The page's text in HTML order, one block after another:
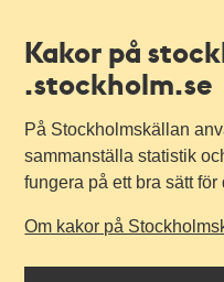
Kakor på
.stockholm.se
På Stockholmskällan
sammanställa statistik
fungera på ett bra sätt för
Om kakor på